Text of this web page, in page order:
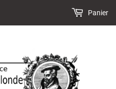
Panier